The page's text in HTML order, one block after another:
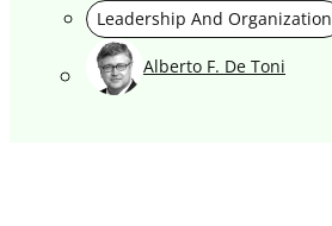
Leadership And Organization
Alberto F. De Toni